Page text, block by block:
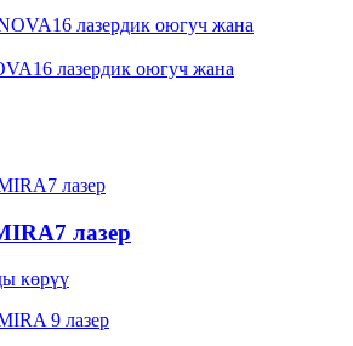
лазердик оюгуч жана
лазер
көрүү